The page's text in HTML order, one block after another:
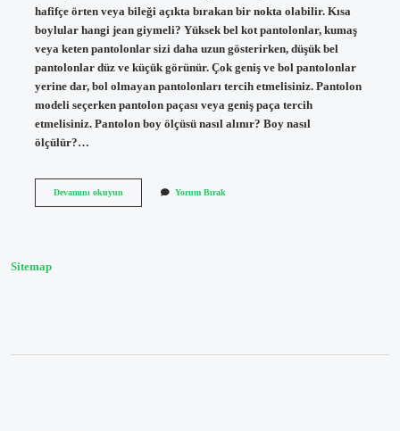
hafifçe örten veya bileği açıkta bırakan bir nokta olabilir. Kısa
boylular hangi jean giymeli? Yüksek bel kot pantolonlar, kumaş
veya keten pantolonlar sizi daha uzun gösterirken, düşük bel
pantolonlar düz ve küçük görünür. Çok geniş ve bol pantolonlar
yerine dar, bol olmayan pantolonları tercih etmelisiniz. Pantolon
modeli seçerken pantolon paçası veya geniş paça tercih
etmelisiniz. Pantolon boy ölçüsü nasıl alınır? Boy nasıl
ölçülür?…
Devamını okuyunJean
Yorum Bırak
Sitemap